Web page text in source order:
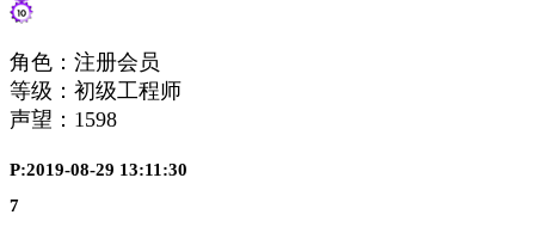
角色：注册会员
等级：初级工程师
声望： 1598
P:2019-08-29 13:11:30
7